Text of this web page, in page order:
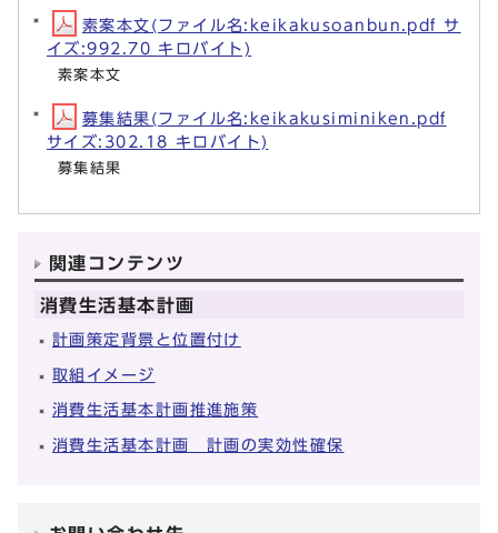
素案本文(ファイル名:keikakusoanbun.pdf サ
イズ:992.70 キロバイト)
素案本文
募集結果(ファイル名:keikakusiminiken.pdf
サイズ:302.18 キロバイト)
募集結果
関連コンテンツ
消費生活基本計画
計画策定背景と位置付け
取組イメージ
消費生活基本計画推進施策
消費生活基本計画 計画の実効性確保